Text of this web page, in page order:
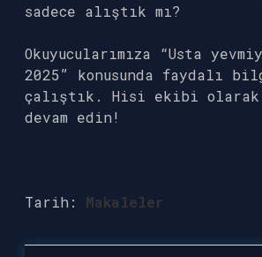
sadece alıştık mı?
Okuyucularımıza “Usta
2025” konusunda faydalı
çalıştık. Hisi ekibi olarak
devam edin!
Tarih: Makaleler